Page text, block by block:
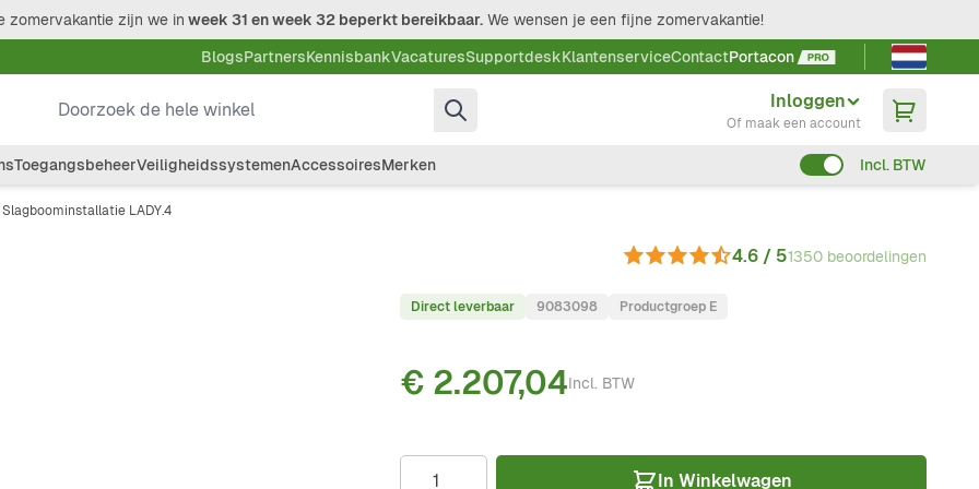
zomervakantie zijn we in week 31 en week 32 beperkt bereikbaar. We wensen je een fijne zomervakantie!
BlogsPartnersKennisbankVacaturesSupportdeskKlantenserviceContactPortacon
Taal kiezen
Doorzoek de hele winkel
Inloggen
Of maak een account
ToegangsbeheerVeiligheidssystemenAccessoiresMerken Incl. BTW
Slagboominstallatie LADY.4
4.6 / 51350 beoordelingen
Direct leverbaar 9083098 Productgroep E
Incl. BTW
€ 2.207,04
In Winkelwagen